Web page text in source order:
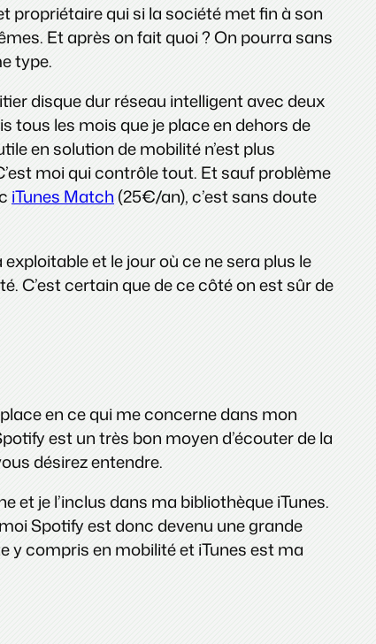
propriétaire qui si la société met fin à son
Et après on fait quoi ? On pourra sans
type.
disque dur réseau intelligent avec deux
tous les mois que je place en dehors de
en solution de mobilité n’est plus
moi qui contrôle tout. Et sauf problème
iTunes Match (25€/an), c’est sans doute
et le jour où ce ne sera plus le
C’est certain que de ce côté on est sûr de
en ce qui me concerne dans mon
est un très bon moyen d’écouter de la
désirez entendre.
et je l’inclus dans ma bibliothèque iTunes.
Spotify est donc devenu une grande
y compris en mobilité et iTunes est ma